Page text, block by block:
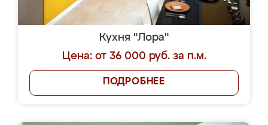
Кухня "Лора"
Цена: от 36 000 руб. за п.м.
ПОДРОБНЕЕ